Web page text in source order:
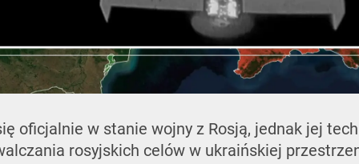
oficjalnie w stanie wojny z Rosją, jednak jej
rosyjskich celów w ukraińskiej